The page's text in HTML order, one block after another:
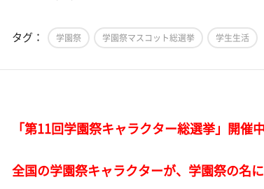
タグ： 学園祭 学園祭マスコット総選挙 学生生活
「第11回学園祭キャラクター総選挙」開催
全国の学園祭キャラクターが、学園祭の名